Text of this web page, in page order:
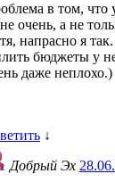
в том, что
очень, а не
напрасно я так.
бюджеты у
даже неплохо.)
↓
Добрый Эх